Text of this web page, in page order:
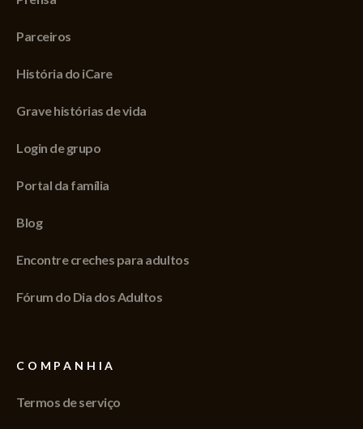
Parceiros
História do iCare
Grave histórias de vida
Login de grupo
Portal da família
Blog
Encontre creches para adultos
Fórum do Dia dos Adultos
COMPANHIA
Termos de serviço